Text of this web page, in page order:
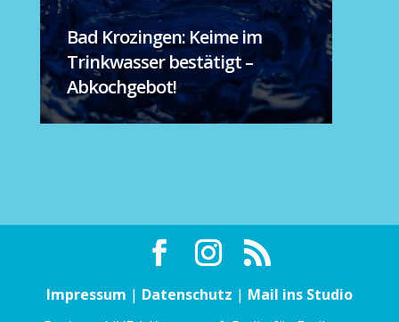
Bad Krozingen: Keime im
Trinkwasser bestätigt –
Abkochgebot!
Impressum | Datenschutz | Mail ins Studio